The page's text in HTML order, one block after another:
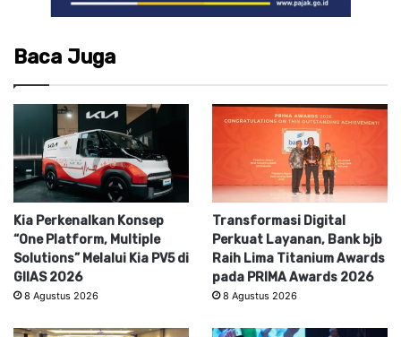
Baca Juga
Kia Perkenalkan Konsep
“One Platform, Multiple
Solutions” Melalui Kia PV5 di
GIIAS 2026
8 Agustus 2026
Transformasi Digital
Perkuat Layanan, Bank bjb
Raih Lima Titanium Awards
pada PRIMA Awards 2026
8 Agustus 2026